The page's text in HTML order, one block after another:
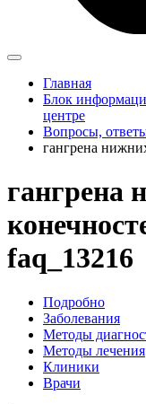
Главная
Блок
центре
Вопросы,
гангрена
гангрена
faq_13216
Подробно
Заболевания
Методы
Методы лечения
Клиники
Врачи